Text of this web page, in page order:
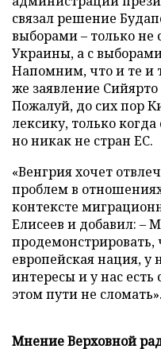
связал решение
выборами – только
Украины, а с
Напомним, что и те и
же заявление
Пожалуй, до сих пор
лексику, только
но никак не стран ЕС.
«Венгрия хочет
проблем в
контексте
Елисеев и добавил: –
европейская нация, у
интересы и у нас
этом пути не сломать».
Мнение Верховной